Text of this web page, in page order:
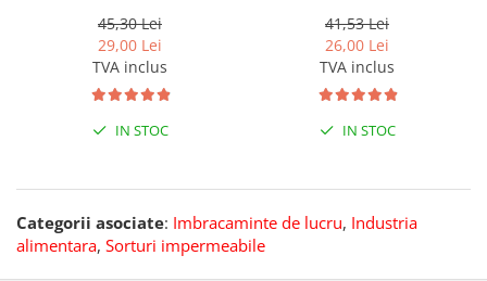
45,30 Lei
29,00 Lei
TVA inclus
IN STOC
41,53 Lei
26,00 Lei
TVA inclus
IN STOC
Categorii asociate: Imbracaminte de lucru, Industria
alimentara, Sorturi impermeabile